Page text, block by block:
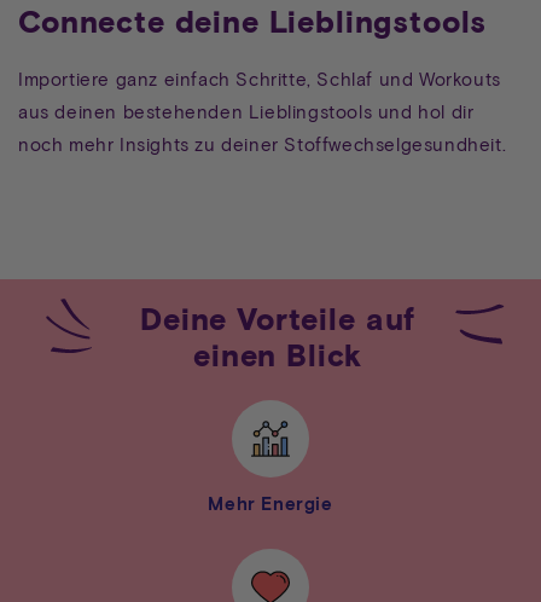
Connecte deine Lieblingstools
Importiere ganz einfach Schritte, Schlaf und Workouts
aus deinen bestehenden Lieblingstools und hol dir
noch mehr Insights zu deiner Stoffwechselgesundheit.
Deine Vorteile auf
einen Blick
Mehr Energie